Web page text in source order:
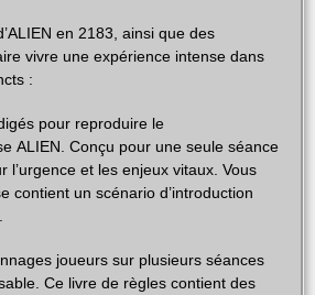
en 2183, ainsi que des
vivre une expérience intense dans
:
pour reproduire le
ALIEN. Conçu pour une seule séance
l’urgence et les enjeux vitaux. Vous
contient un scénario d’introduction
joueurs sur plusieurs séances
Ce livre de règles contient des